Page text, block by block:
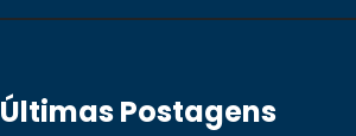
Últimas Postagens